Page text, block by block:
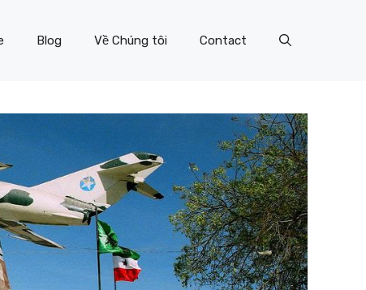
Blog Về Chúng tôi Contact